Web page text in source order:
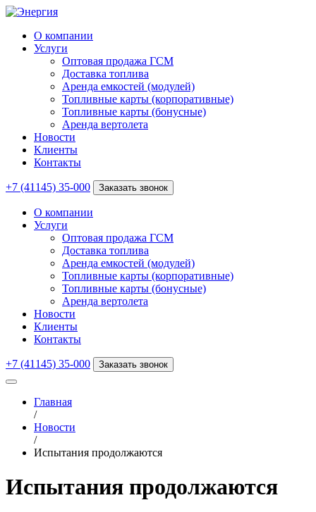
О компании
Услуги
Оптовая продажа ГСМ
Доставка топлива
Аренда емкостей (модулей)
Топливные карты (корпоративные)
Топливные карты (бонусные)
Аренда вертолета
Новости
Клиенты
Контакты
+7 (41145) 35-000 Заказать звонок
О компании
Услуги
Оптовая продажа ГСМ
Доставка топлива
Аренда емкостей (модулей)
Топливные карты (корпоративные)
Топливные карты (бонусные)
Аренда вертолета
Новости
Клиенты
Контакты
+7 (41145) 35-000 Заказать звонок
Главная
/
Новости
/
Испытания продолжаются
Испытания продолжаются